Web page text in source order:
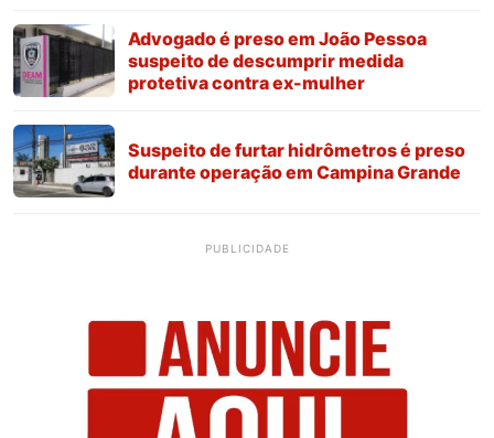
Advogado é preso em João Pessoa
suspeito de descumprir medida
protetiva contra ex-mulher
Suspeito de furtar hidrômetros é preso
durante operação em Campina Grande
PUBLICIDADE